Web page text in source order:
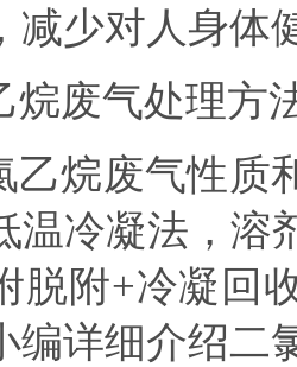
减少对人身体
烷废气处理方
乙烷废气性质
温冷凝法，溶
脱附+冷凝回
编详细介绍二